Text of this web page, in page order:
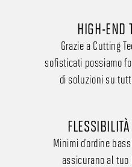
HIGH-END
Grazie a Cutting
sofisticati possiamo
di soluzioni su
Minimi d’ordine
assicurano al